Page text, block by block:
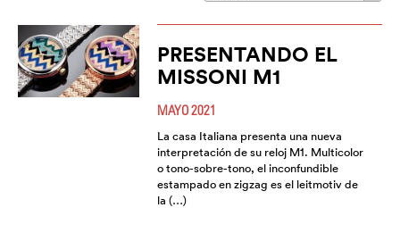
PRESENTANDO EL
MISSONI M1
MAYO 2021
La casa Italiana presenta una nueva
interpretación de su reloj M1. Multicolor
o tono-sobre-tono, el inconfundible
estampado en zigzag es el leitmotiv de
la (…)